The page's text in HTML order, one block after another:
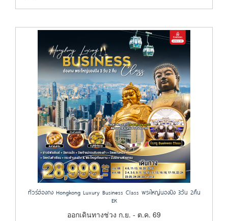
ทัวร์ฮ่องกง Hongkong Luxury Business Class พระใหญ่นองปิง 3วัน 2คืน
EK
ออกเดินทางช่วง ก.ย. - ต.ค. 69